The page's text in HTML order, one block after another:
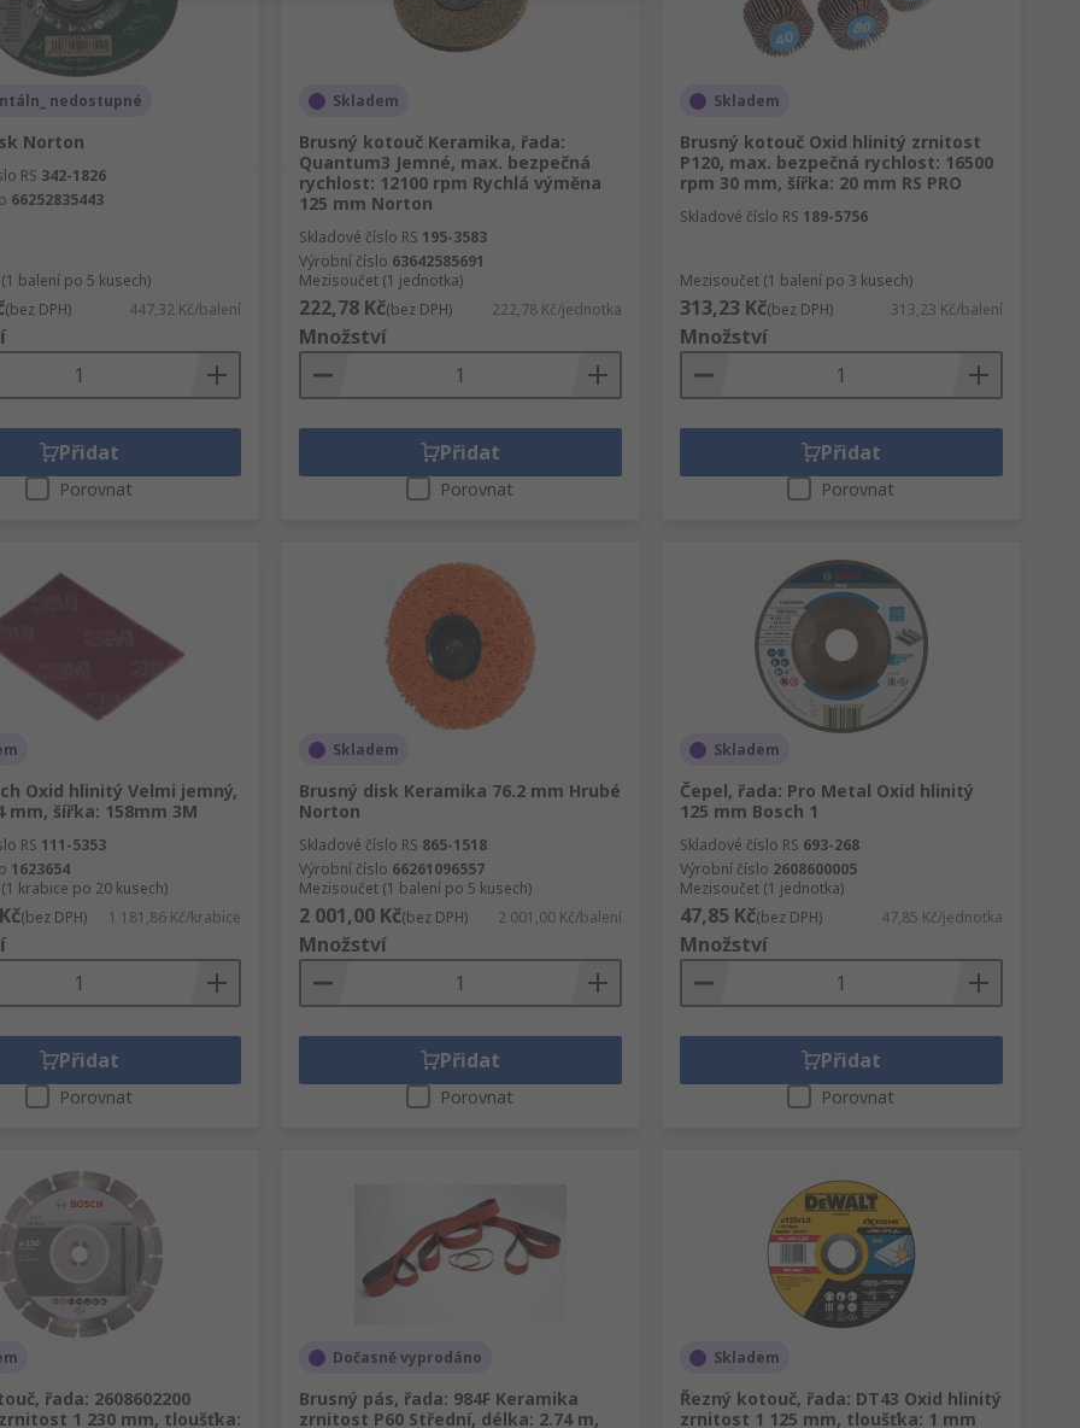
nedostupné
Norton
RS 342-1826
66252835443
balení po 5 kusech)
(bez DPH) 447,32 Kč/balení
Přidat
Porovnat
Skladem
Brusný kotouč Keramika, řada:
Quantum3 Jemné, max. bezpečná
rychlost: 12100 rpm Rychlá výměna
125 mm Norton
Skladové číslo RS 195-3583
Výrobní číslo 63642585691
Mezisoučet (1 jednotka)
222,78 Kč(bez DPH) 222,78 Kč/jednotka
Množství
Přidat
Porovnat
Skladem
Brusný kotouč Oxid hlinitý zrnitost
P120, max. bezpečná rychlost: 16500
rpm 30 mm, šířka: 20 mm RS PRO
Skladové číslo RS 189-5756
Mezisoučet (1 balení po 3 kusech)
313,23 Kč(bez DPH) 313,23 Kč/balení
Množství
Přidat
Porovnat
Oxid hlinitý Velmi jemný,
mm, šířka: 158mm 3M
RS 111-5353
1623654
krabice po 20 kusech)
(bez DPH) 1 181,86 Kč/krabice
Přidat
Porovnat
Skladem
Brusný disk Keramika 76.2 mm Hrubé
Norton
Skladové číslo RS 865-1518
Výrobní číslo 66261096557
Mezisoučet (1 balení po 5 kusech)
2 001,00 Kč(bez DPH) 2 001,00 Kč/balení
Množství
Přidat
Porovnat
Skladem
Čepel, řada: Pro Metal Oxid hlinitý
125 mm Bosch 1
Skladové číslo RS 693-268
Výrobní číslo 2608600005
Mezisoučet (1 jednotka)
47,85 Kč(bez DPH) 47,85 Kč/jednotka
Množství
Přidat
Porovnat
řada: 2608602200
1 230 mm, tloušťka:
Dočasně vyprodáno
Brusný pás, řada: 984F Keramika
zrnitost P60 Střední, délka: 2.74 m,
Skladem
Řezný kotouč, řada: DT43 Oxid hlinitý
zrnitost 1 125 mm, tloušťka: 1 mm